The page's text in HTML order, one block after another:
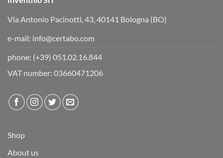
Via Antonio Pacinotti, 43, 40141 Bologna (BO)
e-mail: info@certabo.com
phone: (+39) 051.02.16.844
VAT number: 03660471206
Shop
About us